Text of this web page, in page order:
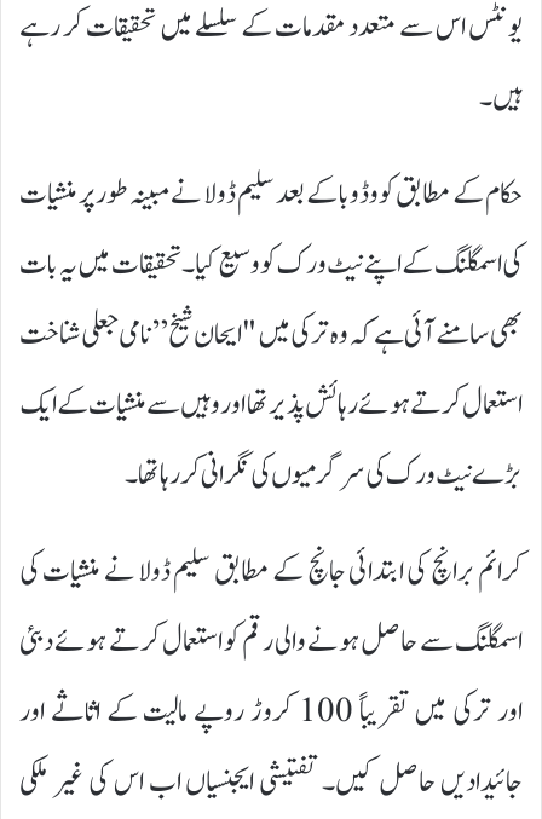
یونٹس اس سے متعدد مقدمات کے سلسلے میں تحقیقات کر رہے
ہیں۔
حکام کے مطابق کووڈ وبا کے بعد سلیم ڈولا نے مبینہ طور پر منشیات
کی اسمگلنگ کے اپنے نیٹ ورک کو وسیع کیا۔ تحقیقات میں یہ بات
بھی سامنے آئی ہے کہ وہ ترکی میں "ایحان شیخ” نامی جعلی شناخت
استعمال کرتے ہوئے رہائش پذیر تھا اور وہیں سے منشیات کے ایک
بڑے نیٹ ورک کی سرگرمیوں کی نگرانی کر رہا تھا۔
کرائم برانچ کی ابتدائی جانچ کے مطابق سلیم ڈولا نے منشیات کی
اسمگلنگ سے حاصل ہونے والی رقم کو استعمال کرتے ہوئے دبئی
اور ترکی میں تقریباً 100 کروڑ روپے مالیت کے اثاثے اور
جائیدادیں حاصل کیں۔ تفتیشی ایجنسیاں اب اس کی غیر ملکی